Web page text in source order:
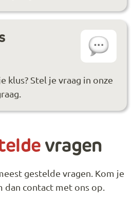
klus? Stel je vraag in onze
vragen
gestelde vragen. Kom je
dan contact met ons op.